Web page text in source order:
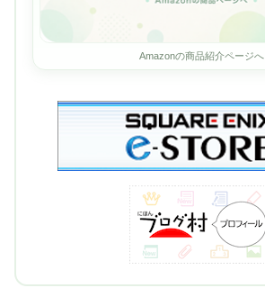
Amazonの商品紹介ページへ